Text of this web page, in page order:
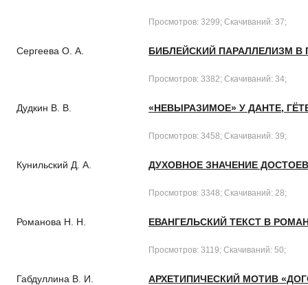
Просмотров: 3299; Скачиваний: 37;
Сергеева О. А. БИБЛЕЙСКИЙ ПАРАЛЛЕЛИЗМ В
Просмотров: 3382; Скачиваний: 34;
Дудкин В. В. «НЕВЫРАЗИМОЕ» У ДАНТЕ,
Просмотров: 3458; Скачиваний: 39;
Кунильский Д. А. ДУХОВНОЕ ЗНАЧЕНИЕ
Просмотров: 3348; Скачиваний: 28;
Романова Н. Н. ЕВАНГЕЛЬСКИЙ ТЕКСТ В
Просмотров: 3119; Скачиваний: 50;
Габдуллина В. И.
АРХЕТИПИЧЕСКИЙ МОТИВ